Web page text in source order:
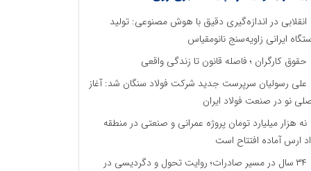
انقلابی در اندازه‌گیری دقیق با هوش مصنوعی: تولید
ایرانی زاویه‌سنج نانومقیاس
حقوق کارگران ؛ فاصله قانون تا زندگی واقعی
علی رسولیان سرپرست جدید شرکت فولاد سنگان شد: آغاز
نو در صنعت فولاد ایران
نه هزار میلیارد تومان پروژه عمرانی و صنعتی در منطقه
ارس آماده افتتاح است
۳۴ سال در مسیر صادرات؛ روایت تحول و دگردیسی در